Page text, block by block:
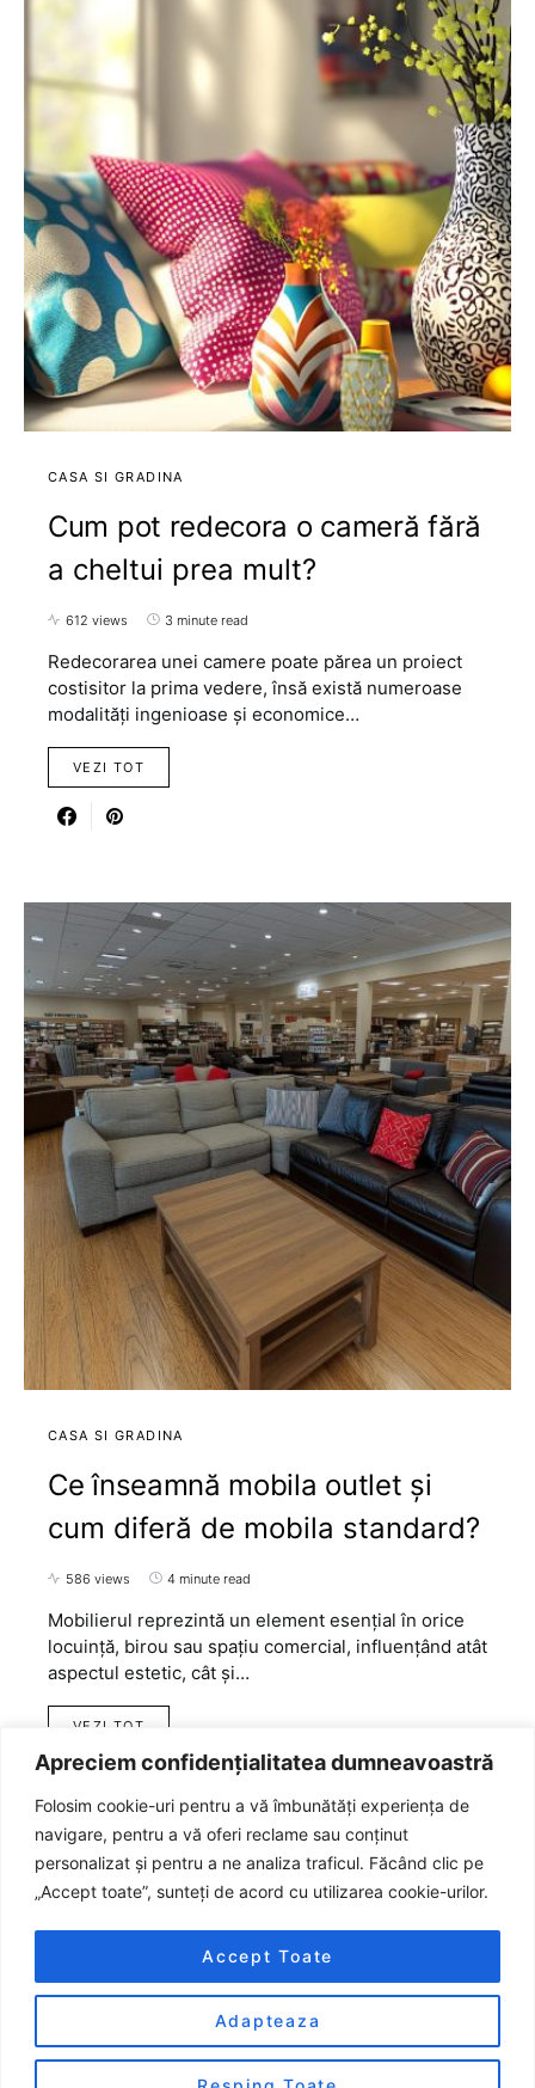
Apreciem confidențialitatea dumneavoastră
Folosim cookie-uri pentru a vă îmbunătăți experiența de
navigare, pentru a vă oferi reclame sau conținut
personalizat și pentru a ne analiza traficul. Făcând clic pe
„Accept toate”, sunteți de acord cu utilizarea cookie-urilor.
Adapteaza
Accept Toate
CASA SI GRADINA
Cum pot redecora o cameră fără
a cheltui prea mult?
612 views 3 minute read
Redecorarea unei camere poate părea un proiect
costisitor la prima vedere, însă există numeroase
modalități ingenioase și economice…
VEZI TOT
CASA SI GRADINA
Ce înseamnă mobila outlet și
cum diferă de mobila standard?
586 views 4 minute read
Mobilierul reprezintă un element esențial în orice
locuință, birou sau spațiu comercial, influențând atât
aspectul estetic, cât și…
VEZI TOT
Designed & Developed bySmart Seo Team